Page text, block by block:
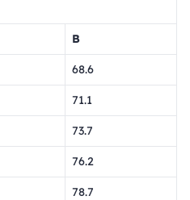
B
68.6
71.1
73.7
76.2
78.7